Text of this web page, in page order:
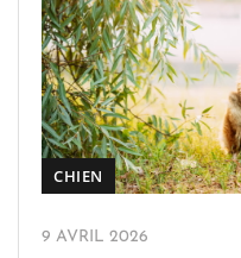
CHIEN
9 AVRIL 2026